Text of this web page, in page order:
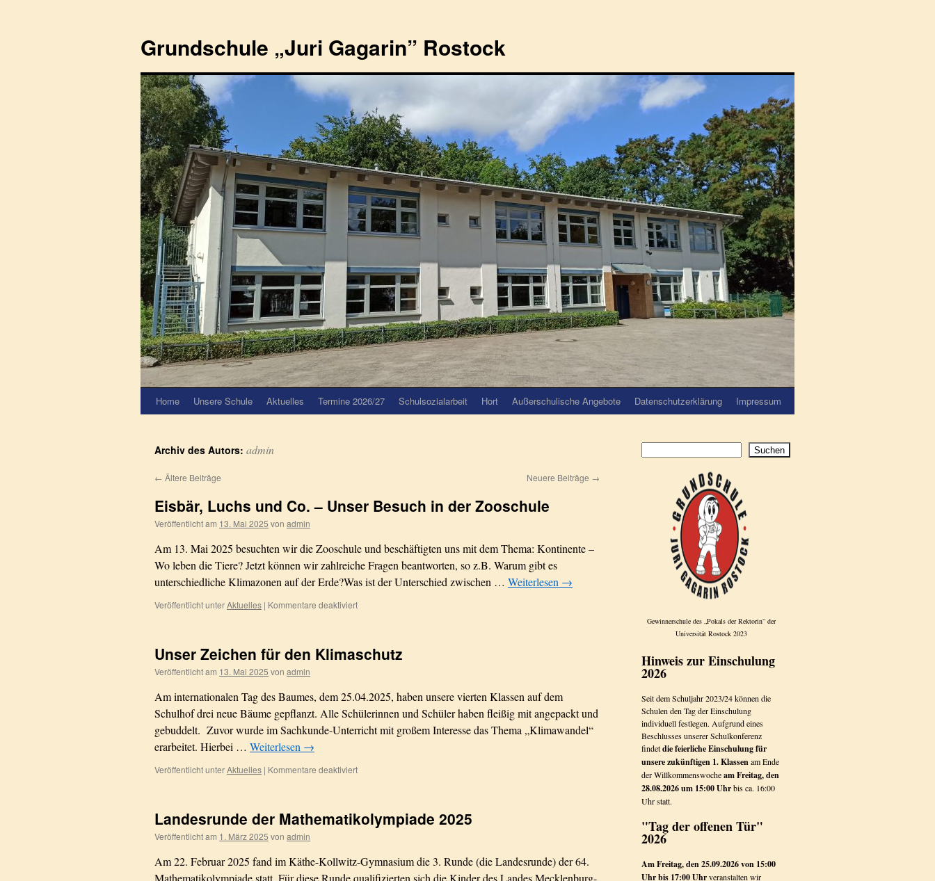
springen
Grundschule „Juri Gagarin” Rostock
Home Unsere Schule Aktuelles Termine 2026/27 Schulsozialarbeit Hort Außerschulische Angebote Datenschutzerklärung Impressum
Archiv des Autors: admin
← Ältere Beiträge Neuere Beiträge →
Eisbär, Luchs und Co. – Unser Besuch in der Zooschule
Veröffentlicht am 13. Mai 2025 von admin
Am 13. Mai 2025 besuchten wir die Zooschule und beschäftigten uns mit dem Thema: Kontinente –
Wo leben die Tiere? Jetzt können wir zahlreiche Fragen beantworten, so z.B. Warum gibt es
unterschiedliche Klimazonen auf der Erde?Was ist der Unterschied zwischen … Weiterlesen →
Veröffentlicht unterAktuelles | Kommentare deaktiviertfür
Co.
Besuch
in
der
Zooschule
Unser Zeichen für den Klimaschutz
Veröffentlicht am 13. Mai 2025 von admin
Am internationalen Tag des Baumes, dem 25.04.2025, haben unsere vierten Klassen auf dem
Schulhof drei neue Bäume gepflanzt. Alle Schülerinnen und Schüler haben fleißig mit angepackt und
gebuddelt. Zuvor wurde im Sachkunde-Unterricht mit großem Interesse das Thema „Klimawandel“
erarbeitet. Hierbei … Weiterlesen →
Veröffentlicht unterAktuelles | Kommentare deaktiviertfür
den
Klimaschutz
Landesrunde der Mathematikolympiade 2025
Veröffentlicht am 1. März 2025 von admin
Am 22. Februar 2025 fand im Käthe-Kollwitz-Gymnasium die 3. Runde (die Landesrunde) der 64.
Mathematikolympiade statt. Für diese Runde qualifizierten sich die Kinder des Landes Mecklenburg-
Suchen
Gewinnerschule des „Pokals der Rektorin“ der
Universität Rostock 2023
Hinweis zur Einschulung
2026
Seit dem Schuljahr 2023/24 können die
Schulen den Tag der Einschulung
individuell festlegen. Aufgrund eines
Beschlusses unserer Schulkonferenz
findetdie feierliche Einschulung für
unsere zukünftigen 1. Klassenam Ende
der Willkommenswocheam Freitag, den
28.08.2026 um 15:00 Uhrbis ca. 16:00
Uhr statt.
"Tag der offenen Tür"
2026
Am Freitag, den 25.09.2026 von 15:00
Uhr bis 17:00 Uhrveranstalten wir